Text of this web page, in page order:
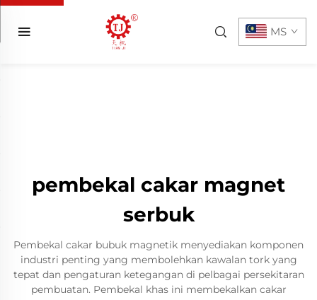
MS
pembekal cakar magnet
serbuk
Pembekal cakar bubuk magnetik menyediakan komponen
industri penting yang membolehkan kawalan tork yang
tepat dan pengaturan ketegangan di pelbagai persekitaran
pembuatan. Pembekal khas ini membekalkan cakar